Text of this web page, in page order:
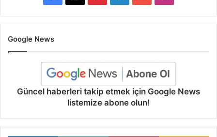
Google News
Güncel haberleri takip etmek için Google News
listemize abone olun!